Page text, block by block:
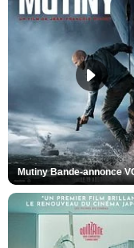
Mutiny Bande-annonce